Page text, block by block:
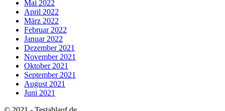
Mai 2022
April 2022
März 2022
Februar 2022
Januar 2022
Dezember 2021
November 2021
Oktober 2021
September 2021
August 2021
Juni 2021